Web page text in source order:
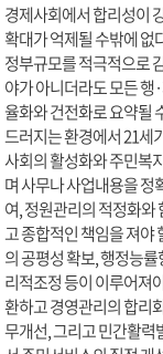
경제사회에서 합리성이
확대가 억제될 수밖에 없
정부규모를 적극적으로
야가 아니더라도 모든 행
율화와 건전화로 요약될
드러지는 환경에서 21세
사회의 활성화와 주민복
며 사무나 사업내용을 정
여, 정원관리의 적정화와
고 종합적인 책임을 져야
의 공평성 확보, 행정능
리적조정 등이 이루어져
환하고 경영관리의 합리
무개선, 그리고 민간활력